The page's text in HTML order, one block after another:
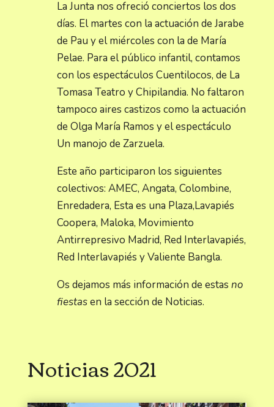
La Junta nos ofreció conciertos los dos
días. El martes con la actuación de Jarabe
de Pau y el miércoles con la de María
Pelae. Para el público infantil, contamos
con los espectáculos Cuentilocos, de La
Tomasa Teatro y Chipilandia. No faltaron
tampoco aires castizos como la actuación
de Olga María Ramos y el espectáculo
Un manojo de Zarzuela.
Este año participaron los siguientes
colectivos: AMEC, Angata, Colombine,
Enredadera, Esta es una Plaza,Lavapiés
Coopera, Maloka, Movimiento
Antirrepresivo Madrid, Red Interlavapiés,
Red Interlavapiés y Valiente Bangla.
Os dejamos más información de estas no
fiestasen la sección de Noticias.
Noticias 2021